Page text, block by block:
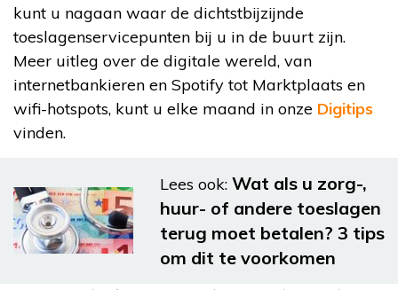
kunt u nagaan waar de dichtstbijzijnde
toeslagenservicepunten bij u in de buurt zijn.
Meer uitleg over de digitale wereld, van
internetbankieren en Spotify tot Marktplaats en
wifi-hotspots, kunt u elke maand in onze Digitips
vinden.
Lees ook: Wat als u zorg-,
huur- of andere toeslagen
terug moet betalen? 3 tips
om dit te voorkomen